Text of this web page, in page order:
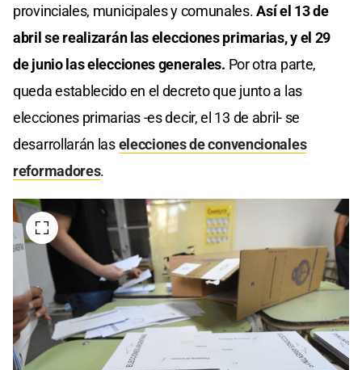
provinciales, municipales y comunales.Así el 13 de
abril se realizarán las elecciones primarias, y el 29
de junio las elecciones generales. Por otra parte,
queda establecido en el decreto que junto a las
elecciones primarias -es decir, el 13 de abril- se
desarrollarán laselecciones de convencionales
reformadores.